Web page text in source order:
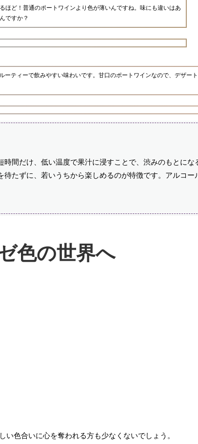
ほど！普通のポートワインより色が薄いんですね。味にも違いはあ
ですか？
ティーで飲みやすい味わいです。甘口のポートワインなので、デザー
間だけ、低い温度で果汁に浸すことで、渋みのもとにな
たずに、若いうちから楽しめるのが特徴です。アルコー
色の世界へ
色合いに心を奪われる方も少なくないでしょう。